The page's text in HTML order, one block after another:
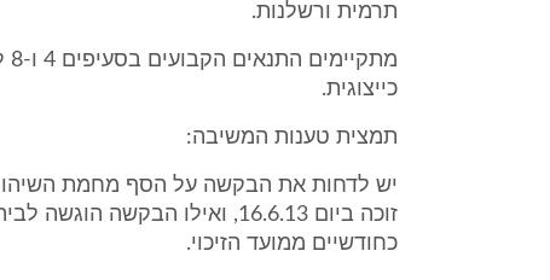
תרמית ורשלנות.
כייצוגית.
תמצית טענות המשיבה:
יש לדחות את הבקשה על הסף מחמת
כחודשיים ממועד הזיכוי.